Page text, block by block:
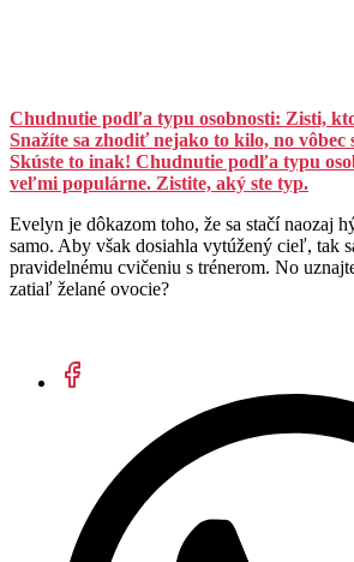
Chudnutie podľa typu osobnosti: Zisti,
Snažíte sa zhodiť nejako to kilo, no vôbec
Skúste to inak! Chudnutie podľa typu
veľmi populárne. Zistite, aký ste typ.
Evelyn je dôkazom toho, že sa stačí naozaj
samo. Aby však dosiahla vytúžený cieľ, tak
pravidelnému cvičeniu s trénerom. No
zatiaľ želané ovocie?